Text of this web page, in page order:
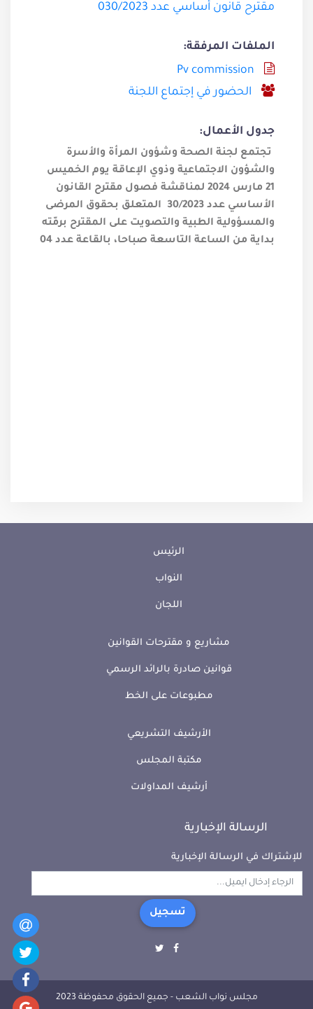
مقترح قانون أساسي عدد 030/2023
الملفات المرفقة:
Pv commission
الحضور في إجتماع اللجنة
جدول الأعمال:
تجتمع لجنة الصحة وشؤون المرأة والأسرة
والشؤون الاجتماعية وذوي الإعاقة يوم الخميس
21 مارس 2024 لمناقشة فصول مقترح القانون
الأساسي عدد 30/2023 المتعلق بحقوق المرضى
والمسؤولية الطبية والتصويت على المقترح برمّته
بداية من الساعة التاسعة صباحا، بالقاعة عدد 04
الرئيس
النواب
اللجان
مشاريع و مقترحات القوانين
قوانين صادرة بالرائد الرسمي
مطبوعات على الخط
الأرشيف التشريعي
مكتبة المجلس
أرشيف المداولات
الرسالة الإخبارية
للإشتراك في الرسالة الإخبارية
تسجيل
مجلس نواب الشعب - جميع الحقوق محفوظة 2023